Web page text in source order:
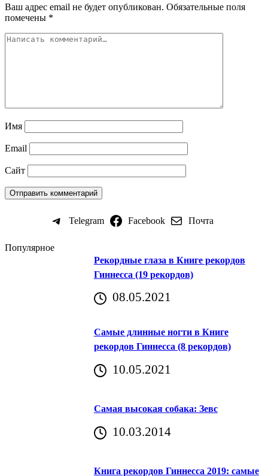
Ваш адрес email не будет опубликован. Обязательные поля
помечены *
Имя
Email
Сайт
Telegram Facebook Почта
Популярное
Рекордные глаза в Книге рекордов
Гиннесса (19 рекордов)
08.05.2021
Самые длинные ногти в Книге
рекордов Гиннесса (8 рекордов)
10.05.2021
Самая высокая собака: Зевс
10.03.2014
Книга рекордов Гиннесса 2019: самые